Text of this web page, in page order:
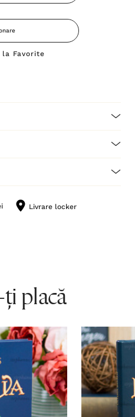
la Favorite
Livrare locker
ți placă